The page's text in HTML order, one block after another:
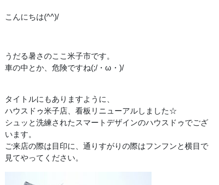
こんにちは(^^)/
うだる暑さのここ米子市です。
車の中とか、危険ですね(;/・ω・)/
タイトルにもありますように、
ハウスドゥ米子店、看板リニューアルしました☆
シュッと洗練されたスマートデザインのハウスドゥでござ
います。
ご来店の際は目印に、通りすがりの際はフンフンと横目で
見てやってください。